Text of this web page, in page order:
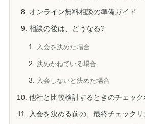
オンライン無料相談の準備ガイド
相談の後は、どうなる?
入会を決めた場合
決めかねている場合
入会しないと決めた場合
他社と比較検討するときのチェック
入会を決める前の、最終チェックリ